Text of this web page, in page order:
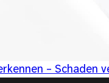
– Schaden